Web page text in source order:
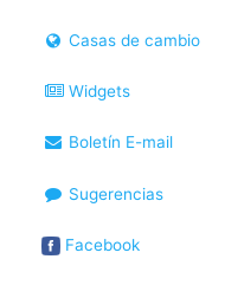
Casas de cambio
Widgets
Boletín E-mail
Sugerencias
Facebook